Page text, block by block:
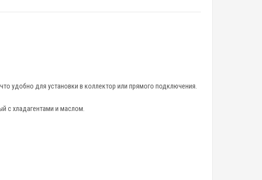
удобно для установки в коллектор или прямого подключения.
с хладагентами и маслом.